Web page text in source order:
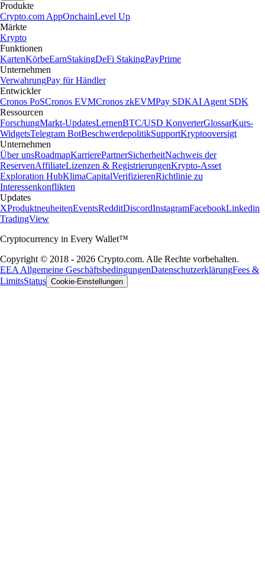
Produkte
Crypto.com AppOnchainLevel Up
Märkte
Krypto
Funktionen
KartenKörbeEarnStakingDeFi StakingPayPrime
Unternehmen
VerwahrungPay für Händler
Entwickler
Cronos PoSCronos EVMCronos zkEVMPay SDKAI Agent SDK
Ressourcen
ForschungMarkt-UpdatesLernenBTC/USD KonverterGlossarKurs-
WidgetsTelegram BotBeschwerdepolitikSupportKryptooversigt
Unternehmen
Über unsRoadmapKarrierePartnerSicherheitNachweis der
ReservenAffiliateLizenzen & RegistrierungenKrypto-Asset
Exploration HubKlimaCapitalVerifizierenRichtlinie zu
Interessenkonflikten
Updates
XProduktneuheitenEventsRedditDiscordInstagramFacebookLinkedin
TradingView
Cryptocurrency in Every Wallet™
Copyright © 2018 - 2026 Crypto.com. Alle Rechte vorbehalten.
EEA Allgemeine GeschäftsbedingungenDatenschutzerklärungFees &
LimitsStatus Cookie-Einstellungen